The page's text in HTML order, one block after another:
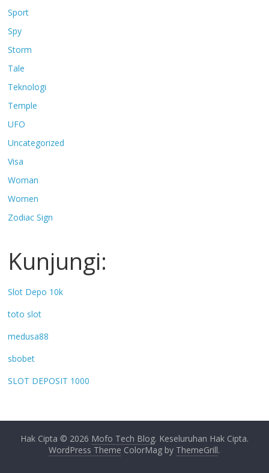
Sport
Spy
Storm
Tale
Teknologi
Temple
UFO
Uncategorized
Visa
Woman
Women
Zodiac Sign
Kunjungi:
Slot Depo 10k
toto slot
medusa88
sbobet
SLOT DEPOSIT 1000
Hak Cipta © 2026 Mofo Tech Blog. Keseluruhan Hak Cipta.
WordPress Theme ColorMag by ThemeGrill.